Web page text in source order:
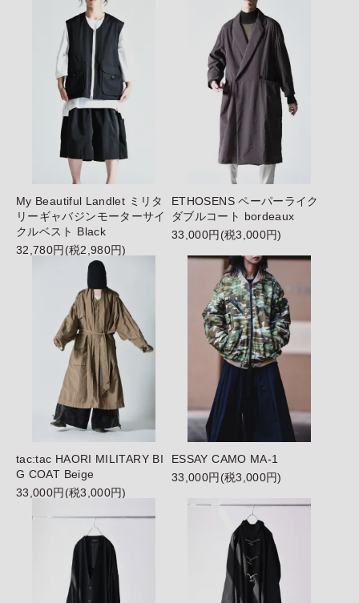
My Beautiful Landlet ミリタ
リーギャバジンモーターサイ
クルベスト Black
32,780円(税2,980円)
ETHOSENS ペーパーライク
ダブルコート bordeaux
33,000円(税3,000円)
tac:tac HAORI MILITARY BI
G COAT Beige
33,000円(税3,000円)
ESSAY CAMO MA-1
33,000円(税3,000円)